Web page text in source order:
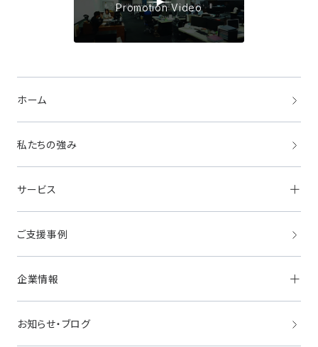
Promotion Video
ホーム
私たちの強み
サービス
採用支援
ビジネスマーケティング
サステナブルマーケティング「ASO＆Co.」
海外展開支援
クロスボーダー・
「GlobalMe」
ご支援事例
企業情報
経営理念・ビジョン
お知らせ・ブログ